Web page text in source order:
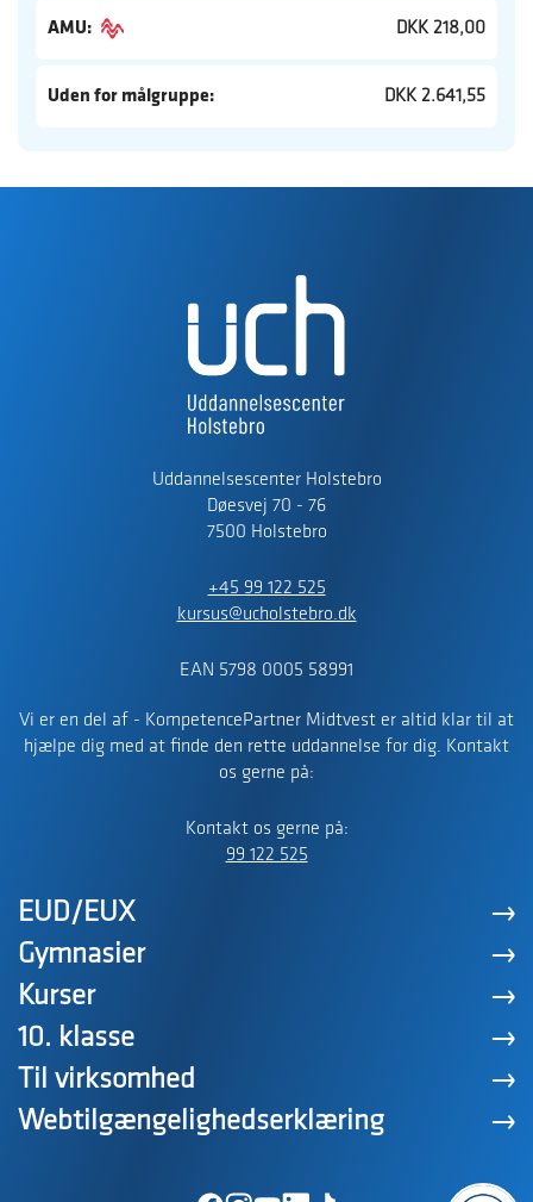
AMU: DKK 218,00
Uden for målgruppe: DKK 2.641,55
Uddannelsescenter Holstebro
Døesvej 70 - 76
7500 Holstebro
+45 99 122 525
kursus@ucholstebro.dk
EAN 5798 0005 58991
Vi er en del af - KompetencePartner Midtvest er altid klar til at
hjælpe dig med at finde den rette uddannelse for dig. Kontakt
os gerne på:
Kontakt os gerne på:
99 122 525
EUD/EUX
Gymnasier
Kurser
10. klasse
Til virksomhed
Webtilgængelighedserklæring